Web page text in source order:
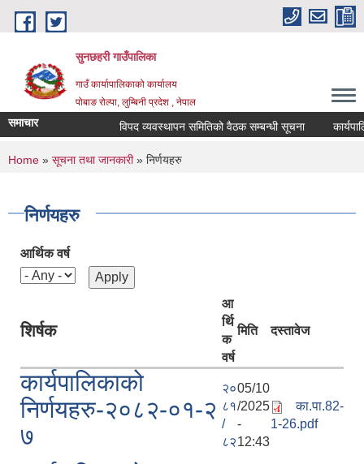
Skip to main content
सुनछहरी गाउँपालिका
गाउँ कार्यापालिकाको कार्यालय
पोबाङ रोल्पा, लुम्बिनी प्रदेश , नेपाल
समाचार विपद व्यवस्थापन समितिको वैठक सम्बन्धी सूचना
You are here
Home » सूचना तथा जानकारी» निर्णयहरु
निर्णयहरु
आर्थिक वर्ष
शिर्षक
आ
र्थि
क
वर्ष
मिति दस्तावेज
कार्यपालिकाको
निर्णयहरु-२०८२-०१-२
७
२०
८१
/
८२
05/10
/2025
-
12:43
का.पा.82-
1-26.pdf